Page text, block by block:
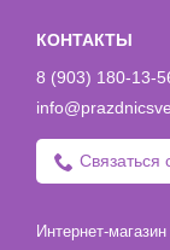
КОНТАКТЫ
8 (903) 180-13-
Связаться
Интернет-